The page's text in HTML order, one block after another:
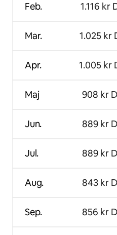
Feb.
Mar.
Apr.
Maj
Jun.
Jul.
Aug.
Sep.
1.116 kr
1.025 kr
1.005 kr
908 kr
889 kr
889 kr
843 kr
856 kr